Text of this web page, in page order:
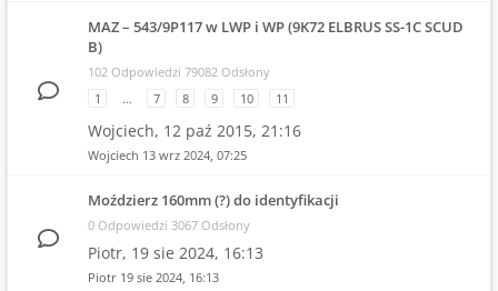
MAZ – 543/9P117 w LWP i WP (9K72 ELBRUS SS-1C SCUD
B)
102 Odpowiedzi 79082 Odsłony
1
… 7 8 9 10 11
Wojciech, 12 paź 2015, 21:16
Wojciech 13 wrz 2024, 07:25
Moździerz 160mm (?) do identyfikacji
0 Odpowiedzi 3067 Odsłony
Piotr, 19 sie 2024, 16:13
Piotr 19 sie 2024, 16:13